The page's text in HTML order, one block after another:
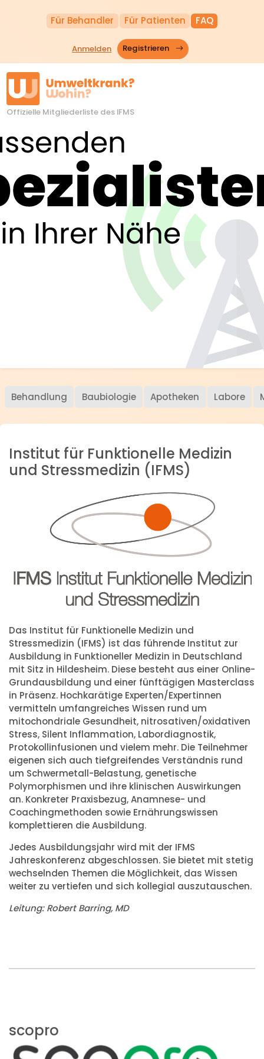
Für Behandler Für Patienten FAQ
Anmelden Registrieren
Offizielle Mitgliederliste des IFMS
Behandlung Baubiologie Apotheken Labore
Institut für Funktionelle Medizin
und Stressmedizin (IFMS)
Das Institut für Funktionelle Medizin und
Stressmedizin (IFMS) ist das führende Institut zur
Ausbildung in Funktioneller Medizin in Deutschland
mit Sitz in Hildesheim. Diese besteht aus einer Online-
Grundausbildung und einer fünftägigen Masterclass
in Präsenz. Hochkarätige Experten/Expertinnen
vermitteln umfangreiches Wissen rund um
mitochondriale Gesundheit, nitrosativen/oxidativen
Stress, Silent Inflammation, Labordiagnostik,
Protokollinfusionen und vielem mehr. Die Teilnehmer
eigenen sich auch tiefgreifendes Verständnis rund
um Schwermetall-Belastung, genetische
Polymorphismen und ihre klinischen Auswirkungen
an. Konkreter Praxisbezug, Anamnese- und
Coachingmethoden sowie Ernährungswissen
komplettieren die Ausbildung.
Jedes Ausbildungsjahr wird mit der IFMS
Jahreskonferenz abgeschlossen. Sie bietet mit stetig
wechselnden Themen die Möglichkeit, das Wissen
weiter zu vertiefen und sich kollegial auszutauschen.
Leitung: Robert Barring, MD
scopro